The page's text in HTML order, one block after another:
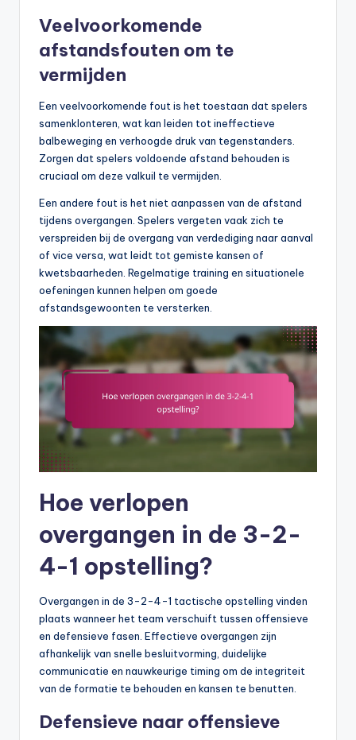
Veelvoorkomende
afstandsfouten om te
vermijden
Een veelvoorkomende fout is het toestaan dat spelers
samenklonteren, wat kan leiden tot ineffectieve
balbeweging en verhoogde druk van tegenstanders.
Zorgen dat spelers voldoende afstand behouden is
cruciaal om deze valkuil te vermijden.
Een andere fout is het niet aanpassen van de afstand
tijdens overgangen. Spelers vergeten vaak zich te
verspreiden bij de overgang van verdediging naar aanval
of vice versa, wat leidt tot gemiste kansen of
kwetsbaarheden. Regelmatige training en situationele
oefeningen kunnen helpen om goede
afstandsgewoonten te versterken.
Hoe verlopen
overgangen in de 3-2-
4-1 opstelling?
Overgangen in de 3-2-4-1 tactische opstelling vinden
plaats wanneer het team verschuift tussen offensieve
en defensieve fasen. Effectieve overgangen zijn
afhankelijk van snelle besluitvorming, duidelijke
communicatie en nauwkeurige timing om de integriteit
van de formatie te behouden en kansen te benutten.
Defensieve naar offensieve